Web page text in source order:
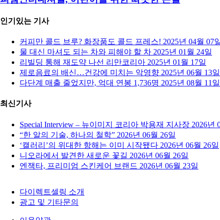
인기있는 기사
커피만 콜드 브루? 화장품도 콜드 프레스! 2025년 04월 07
물 대신 마셔도 되는 차와 피해야 할 차 2025년 01월 24일
리빌딩 통해 재도약 나선 리만코리아 2025년 01월 17일
제로음료의 배신…건강에 미치는 악영향 2025년 06월 13일
다단계 매출 줄었지만, 억대 연봉 1,736명 2025년 08월 11일
최신기사
Special Interview – 뉴이미지 코리아 박용재 지사장 2026년
“한 알의 기술, 하나의 철학” 2026년 06월 26일
‘캘러리’의 위대한 항해는 이미 시작됐다 2026년 06월 26일
니오라에서 발견한 새로운 꽃길 2026년 06월 26일
엔잭타, 프리미엄 스킨케어 브랜드 2026년 06월 23일
다이렉트셀링 소개
광고 및 기타문의